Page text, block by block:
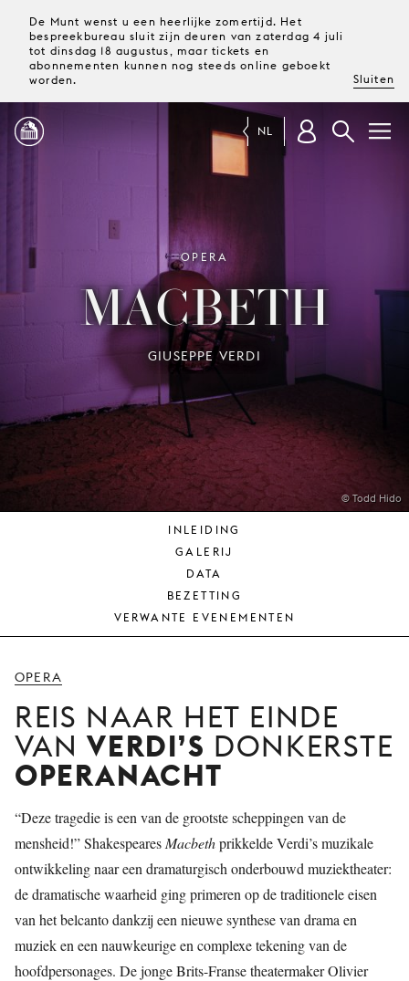
De Munt wenst u een heerlijke zomertijd. Het
bespreekbureau sluit zijn deuren van zaterdag 4 juli
tot dinsdag 18 augustus, maar tickets en
abonnementen kunnen nog steeds online geboekt
worden.
Sluiten
TICKETS &
ABONNEMENTEN
UW
JONG
PUBLIEK
DE
MUNT
ONS
NL
© Todd Hido
OPERA
MACBETH
GIUSEPPE VERDI
INLEIDING
GALERIJ
DATA
BEZETTING
VERWANTE EVENEMENTEN
OPERA
REIS NAAR HET EINDE
VANVERDI’S DONKERSTE
OPERANACHT
“Deze tragedie is een van de grootste scheppingen van de
mensheid!” Shakespeares Macbethprikkelde Verdi’s muzikale
ontwikkeling naar een dramaturgisch onderbouwd muziektheater:
de dramatische waarheid ging primeren op de traditionele eisen
van het belcanto dankzij een nieuwe synthese van drama en
muziek en een nauwkeurige en complexe tekening van de
hoofdpersonages. De jonge Brits-Franse theatermaker Olivier